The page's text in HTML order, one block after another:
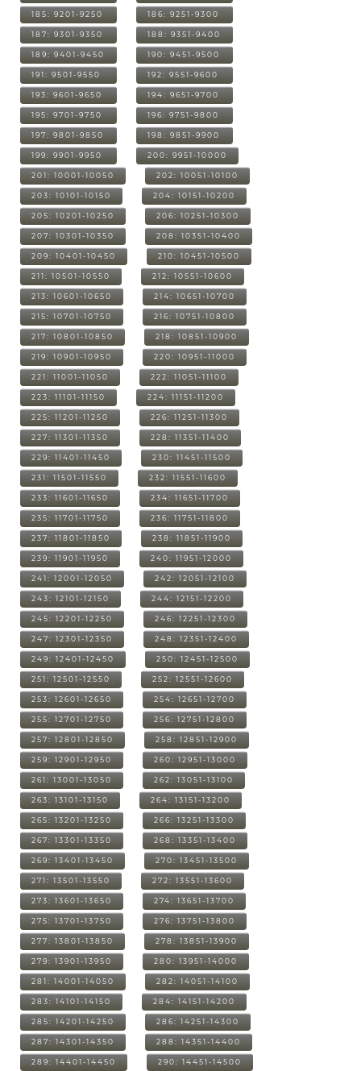
185: 9201-9250 186: 9251-9300
187: 9301-9350 188: 9351-9400
189: 9401-9450 190: 9451-9500
191: 9501-9550 192: 9551-9600
193: 9601-9650 194: 9651-9700
195: 9701-9750 196: 9751-9800
197: 9801-9850 198: 9851-9900
199: 9901-9950 200: 9951-10000
201: 10001-10050 202: 10051-10100
203: 10101-10150 204: 10151-10200
205: 10201-10250 206: 10251-10300
207: 10301-10350 208: 10351-10400
209: 10401-10450 210: 10451-10500
211: 10501-10550 212: 10551-10600
213: 10601-10650 214: 10651-10700
215: 10701-10750 216: 10751-10800
217: 10801-10850 218: 10851-10900
219: 10901-10950 220: 10951-11000
221: 11001-11050 222: 11051-11100
223: 11101-11150 224: 11151-11200
225: 11201-11250 226: 11251-11300
227: 11301-11350 228: 11351-11400
229: 11401-11450 230: 11451-11500
231: 11501-11550 232: 11551-11600
233: 11601-11650 234: 11651-11700
235: 11701-11750 236: 11751-11800
237: 11801-11850 238: 11851-11900
239: 11901-11950 240: 11951-12000
241: 12001-12050 242: 12051-12100
243: 12101-12150 244: 12151-12200
245: 12201-12250 246: 12251-12300
247: 12301-12350 248: 12351-12400
249: 12401-12450 250: 12451-12500
251: 12501-12550 252: 12551-12600
253: 12601-12650 254: 12651-12700
255: 12701-12750 256: 12751-12800
257: 12801-12850 258: 12851-12900
259: 12901-12950 260: 12951-13000
261: 13001-13050 262: 13051-13100
263: 13101-13150 264: 13151-13200
265: 13201-13250 266: 13251-13300
267: 13301-13350 268: 13351-13400
269: 13401-13450 270: 13451-13500
271: 13501-13550 272: 13551-13600
273: 13601-13650 274: 13651-13700
275: 13701-13750 276: 13751-13800
277: 13801-13850 278: 13851-13900
279: 13901-13950 280: 13951-14000
281: 14001-14050 282: 14051-14100
283: 14101-14150 284: 14151-14200
285: 14201-14250 286: 14251-14300
287: 14301-14350 288: 14351-14400
289: 14401-14450 290: 14451-14500